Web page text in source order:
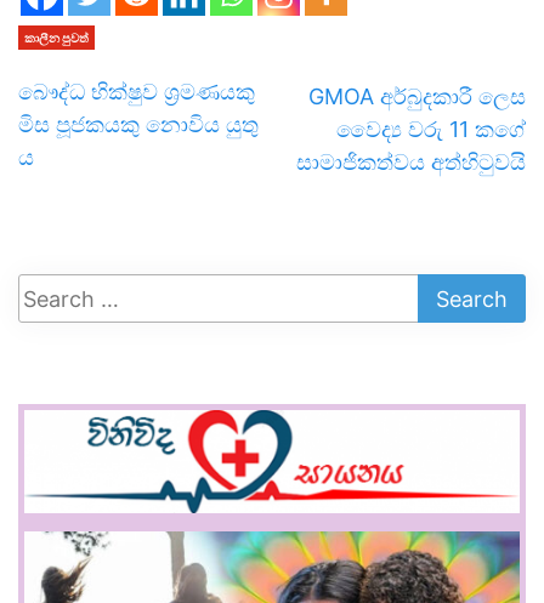
කාලීන පුවත්
බෞද්ධ භික්ෂුව ශ්‍රමණයකු
මිස පූජකයකු නොවිය යුතු
ය
GMOA අර්බුදකාරී ලෙස
වෛද්‍ය වරු 11 කගේ
සාමාජිකත්වය අත්හිටුවයි